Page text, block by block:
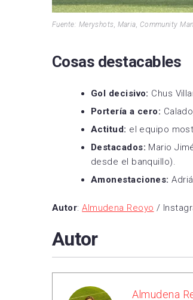
Fuente: Meryshots, Maria, Community
Cosas destacables
Gol decisivo: Chus
Portería a cero:
Actitud: el equipo
Destacados: Mario
desde el banquillo).
Amonestaciones:
Autor:Almudena Reoyo /
Autor
Almudena